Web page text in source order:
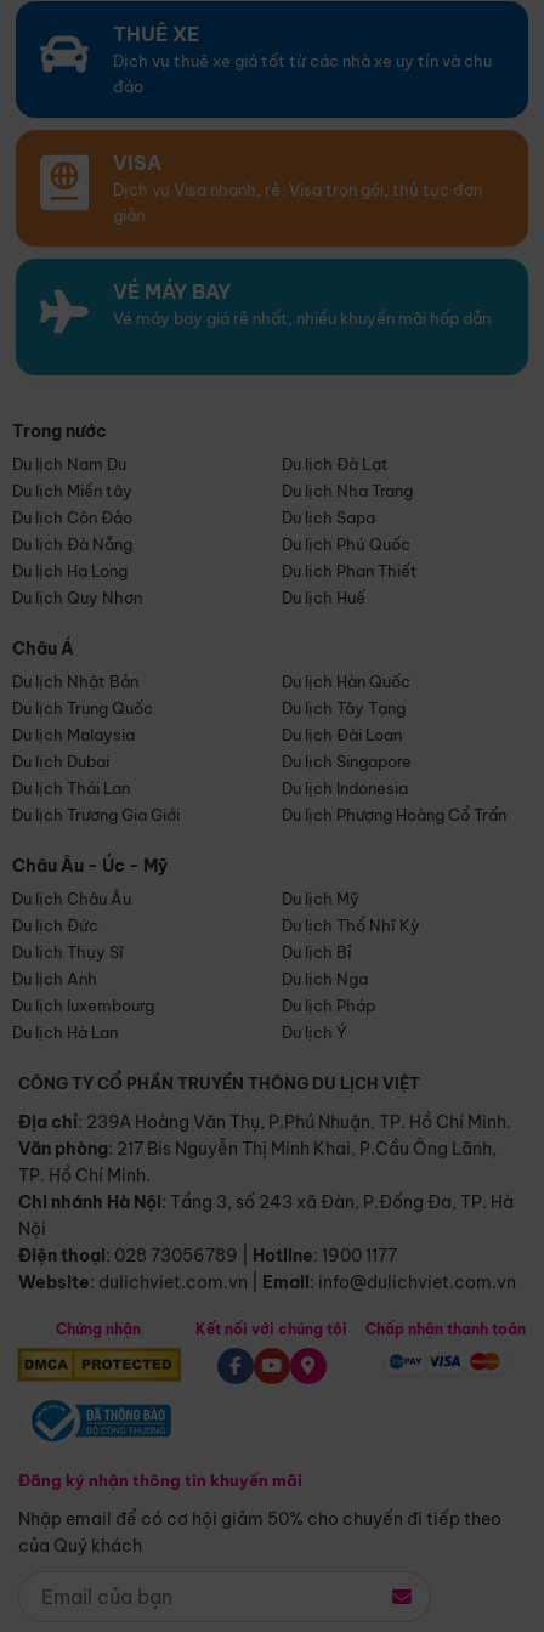
THUÊ XE
Dịch vụ thuê xe giá tốt từ các nhà xe uy tín và chu
đáo
VISA
Dịch vụ Visa nhanh, rẻ. Visa trọn gói, thủ tục đơn
giản
VÉ MÁY BAY
Vé máy bay giá rẻ nhất, nhiều khuyến mãi hấp dẫn
Trong nước
Du lịch Nam Du
Du lịch Đà Lạt
Du lịch Miền tây
Du lịch Nha Trang
Du lịch Côn Đảo
Du lịch Sapa
Du lịch Đà Nẵng
Du lịch Phú Quốc
Du lịch Hạ Long
Du lịch Phan Thiết
Du lịch Quy Nhơn
Du lịch Huế
Châu Á
Du lịch Nhật Bản
Du lịch Hàn Quốc
Du lịch Trung Quốc
Du lịch Tây Tạng
Du lịch Malaysia
Du lịch Đài Loan
Du lịch Dubai
Du lịch Singapore
Du lịch Thái Lan
Du lịch Indonesia
Du lịch Trương Gia Giới
Du lịch Phượng Hoàng Cổ Trấn
Châu Âu - Úc - Mỹ
Du lịch Châu Âu
Du lịch Mỹ
Du lịch Đức
Du lịch Thổ Nhĩ Kỳ
Du lịch Thụy Sĩ
Du lịch Bỉ
Du lịch Anh
Du lịch Nga
Du lịch luxembourg
Du lịch Pháp
Du lịch Hà Lan
Du lịch Ý
CÔNG TY CỔ PHẦN TRUYỀN THÔNG DU LỊCH VIỆT
Địa chỉ: 239A Hoàng Văn Thụ, P.Phú Nhuận, TP. Hồ Chí Minh.
Văn phòng: 217 Bis Nguyễn Thị Minh Khai, P.Cầu Ông Lãnh,
TP. Hồ Chí Minh.
Chi nhánh Hà Nội: Tầng 3, số 243 xã Đàn, P.Đống Đa, TP. Hà
Nội
Điện thoại: 028 73056789 Hotline: 1900 1177
Website: dulichviet.com.vn Email: info@dulichviet.com.vn
Chứng nhận
Đăng ký nhận thông tin khuyến mãi
Nhập email để có cơ hội giảm 50% cho chuyến đi tiếp theo
của Quý khách
Kết nối với chúng tôi Chấp nhận thanh toán